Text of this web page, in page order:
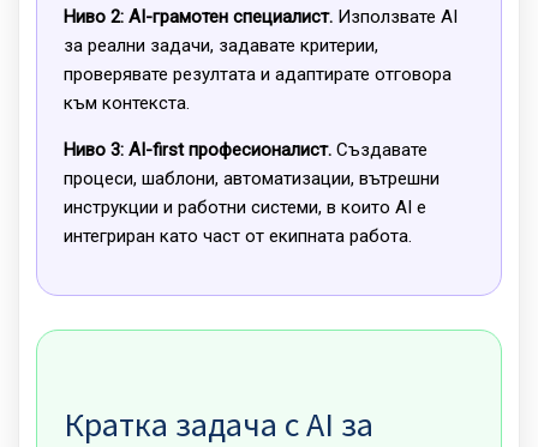
Ниво 2: AI-грамотен специалист. Използвате AI
за реални задачи, задавате критерии,
проверявате резултата и адаптирате отговора
към контекста.
Ниво 3: AI-first професионалист. Създавате
процеси, шаблони, автоматизации, вътрешни
инструкции и работни системи, в които AI е
интегриран като част от екипната работа.
Кратка задача с AI за